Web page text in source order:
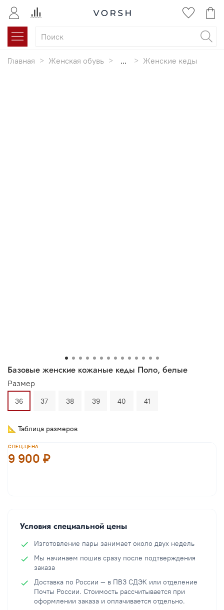
Главная Женская обувь ... Женские кеды
Базовые женские кожаные кеды Поло, белые
Размер
36 37 38 39 40 41
📐 Таблица размеров
СПЕЦ.ЦЕНА
9 900 ₽
Условия специальной цены
Изготовление пары занимает около двух недель
Мы начинаем пошив сразу после подтверждения
заказа
Доставка по России — в ПВЗ СДЭК или отделение
Почты России. Стоимость рассчитывается при
оформлении заказа и оплачивается отдельно.